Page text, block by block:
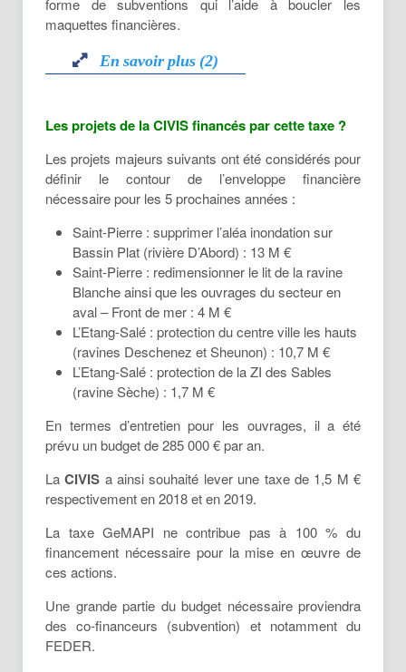
forme de subventions qui l’aide à boucler les
maquettes financières.
En savoir plus (2)
l'Etat, les EPCI peuvent mettre en place
la taxe pour la Gestion des Milieux
Aquatiques et la Prévention des
Inondations, dite taxe GEMAPI pour
couvrir leurs dépenses liées aux
investissements et à la gestion des cours
d'eau et des risques d’inondation.
Cette taxe GEMAPI est :
un impôt de répartition : la communauté
d’agglomération vote un produit global
attendu, que l’administration fiscale se
selon les critères fixés par le
législateur,
la taxe GeMAPI et son recouvrement
sont adossés sur les contributions
directes locales (taxes foncières, taxe
d’habitation et cotisation foncière des
entreprises)
Lire La Suite
Les projets de la CIVIS financés par cette taxe ?
Les projets majeurs suivants ont été considérés pour
définir le contour de l’enveloppe financière
nécessaire pour les 5 prochaines années :
Saint-Pierre : supprimer l’aléa inondation sur
Bassin Plat (rivière D’Abord) : 13 M €
Saint-Pierre : redimensionner le lit de la ravine
Blanche ainsi que les ouvrages du secteur en
aval – Front de mer : 4 M €
L’Etang-Salé : protection du centre ville les hauts
(ravines Deschenez et Sheunon) : 10,7 M €
L’Etang-Salé : protection de la ZI des Sables
(ravine Sèche) : 1,7 M €
En termes d’entretien pour les ouvrages, il a été
prévu un budget de 285 000 € par an.
LaCIVIS a ainsi souhaité lever une taxe de 1,5 M €
respectivement en 2018 et en 2019.
La taxe GeMAPI ne contribue pas à 100 % du
financement nécessaire pour la mise en œuvre de
ces actions.
Une grande partie du budget nécessaire proviendra
des co-financeurs (subvention) et notamment du
FEDER.